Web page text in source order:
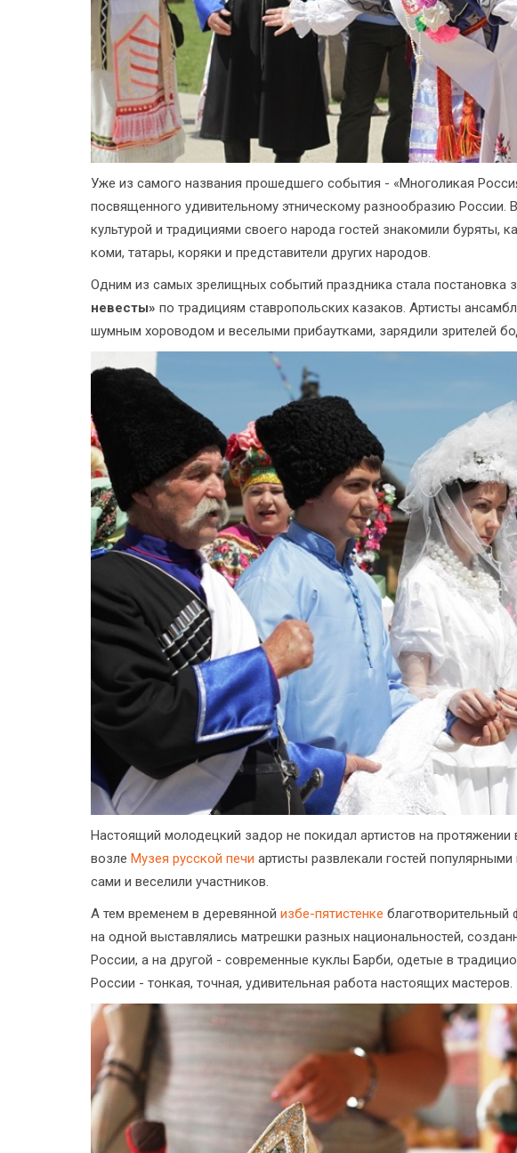
Уже из самого названия прошедшего события - «Многоликая
посвященного удивительному этническому разнообразию
культурой и традициями своего народа гостей знакомили буряты,
коми, татары, коряки и представители других народов.
Одним из самых зрелищных событий праздника стала постановка
невесты» по традициям ставропольских казаков. Артисты
шумным хороводом и веселыми прибаутками, зарядили зрителей
Настоящий молодецкий задор не покидал артистов на протяжении
возле Музея русской печи артисты развлекали гостей
сами и веселили участников.
А тем временем в деревянной избе-пятистенке благотворительный
на одной выставлялись матрешки разных национальностей,
России, а на другой - современные куклы Барби, одетые в
России - тонкая, точная, удивительная работа настоящих мастеров.